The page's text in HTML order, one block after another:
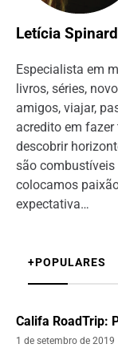
Letícia
Especialista em
livros, séries,
amigos, viajar,
acredito em
descobrir
são combustíveis
colocamos
expectativa…
+POPULARES
Califa RoadTrip:
1 de setembro de 2019